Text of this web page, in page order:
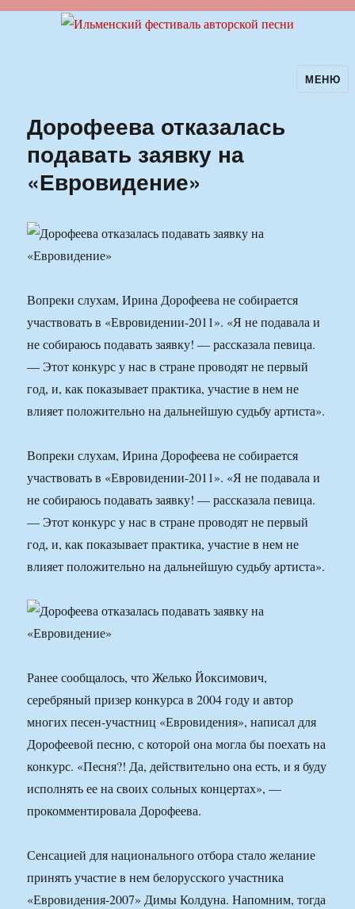
Ильменский фестиваль авторскойМЕНЮ
Дорофеева отказалась
подавать заявку на
«Евровидение»
Вопреки слухам, Ирина Дорофеева не собирается
участвовать в «Евровидении-2011». «Я не подавала и
не собираюсь подавать заявку! — рассказала певица.
— Этот конкурс у нас в стране проводят не первый
год, и, как показывает практика, участие в нем не
влияет положительно на дальнейшую судьбу артиста».
Вопреки слухам, Ирина Дорофеева не собирается
участвовать в «Евровидении-2011». «Я не подавала и
не собираюсь подавать заявку! — рассказала певица.
— Этот конкурс у нас в стране проводят не первый
год, и, как показывает практика, участие в нем не
влияет положительно на дальнейшую судьбу артиста».
Ранее сообщалось, что Желько Йоксимович,
серебряный призер конкурса в 2004 году и автор
многих песен-участниц «Евровидения», написал для
Дорофеевой песню, с которой она могла бы поехать на
конкурс. «Песня?! Да, действительно она есть, и я буду
исполнять ее на своих сольных концертах», —
прокомментировала Дорофеева.
Сенсацией для национального отбора стало желание
принять участие в нем белорусского участника
«Евровидения-2007» Димы Колдуна. Напомним, тогда